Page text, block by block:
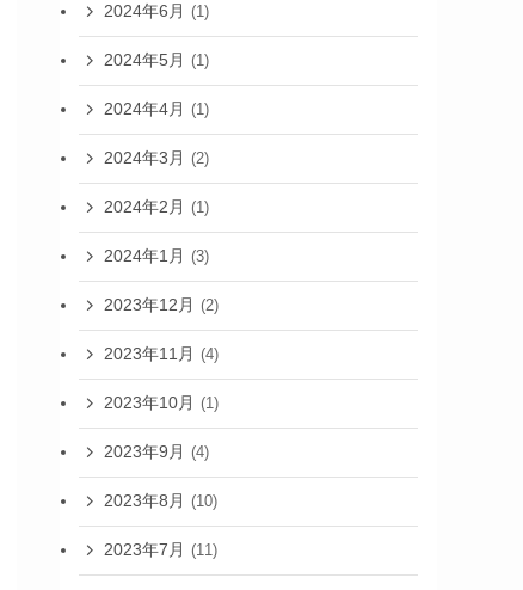
2024年6月 (1)
2024年5月 (1)
2024年4月 (1)
2024年3月 (2)
2024年2月 (1)
2024年1月 (3)
2023年12月 (2)
2023年11月 (4)
2023年10月 (1)
2023年9月 (4)
2023年8月 (10)
2023年7月 (11)